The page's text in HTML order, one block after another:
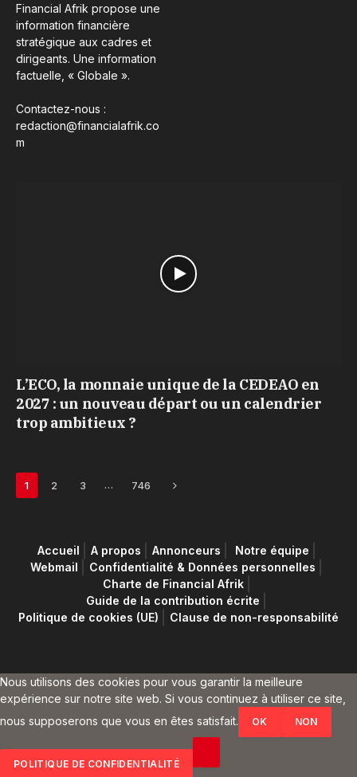
Financial Afrik propose une
information financière
stratégique aux cadres et
dirigeants. Une information
factuelle, « Globale ».
Contactez-nous :
redaction@financialafrik.co
m
L’ECO, la monnaie unique de la CEDEAO en
2027 : un nouveau départ ou un calendrier
trop ambitieux ?
1 2 3 … 746 Next
Accueil A propos Annonceurs
Notre équipe
Webmail
Confidentialité & Données personnelles
Charte de Financial Afrik
Guide de la contribution écrite
Politique de cookies (UE)
Clause de non-responsabilité
Nous utilisons des cookies pour vous garantir la meilleure
expérience sur notre site web. Si vous continuez à utiliser ce site,
nous supposerons que vous en êtes satisfait.
OK NON
POLITIQUE DE CONFIDENTIALITÉ